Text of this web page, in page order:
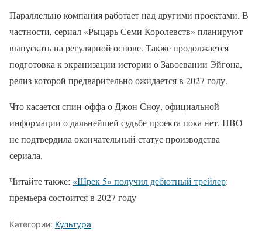
Параллельно компания работает над другими проектами. В
частности, сериал «Рыцарь Семи Королевств» планируют
выпускать на регулярной основе. Также продолжается
подготовка к экранизации истории о Завоевании Эйгона,
релиз которой предварительно ожидается в 2027 году.
Что касается спин-оффа о Джон Сноу, официальной
информации о дальнейшей судьбе проекта пока нет. HBO
не подтвердила окончательный статус производства
сериала.
Читайте также: «Шрек 5» получил дебютный трейлер:
премьера состоится в 2027 году
Категории: Культура